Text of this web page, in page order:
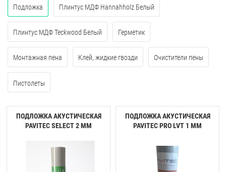
Подложка Плинтус МДФ Hannahholz Белый
Плинтус МДФ Teckwood Белый Герметик
Монтажная пена Клей, жидкие гвозди Очистители пены
Пистолеты
ПОДЛОЖКА АКУСТИЧЕСКАЯ
PAVITEC SELECT 2 ММ
ПОДЛОЖКА АКУСТИЧЕСКАЯ
PAVITEC PRO LVT 1 ММ